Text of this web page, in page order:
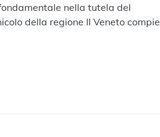
nella tutela del
della regione Il Veneto compie